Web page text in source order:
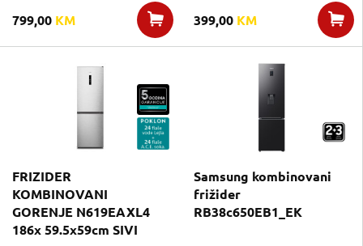
799,00 KM 399,00 KM
FRIZIDER
KOMBINOVANI
GORENJE N619EAXL4
186x 59.5x59cm SIVI
Samsung kombinovani
frižider
RB38c650EB1_EK